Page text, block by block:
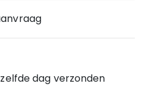
wassen.
dag verzonden